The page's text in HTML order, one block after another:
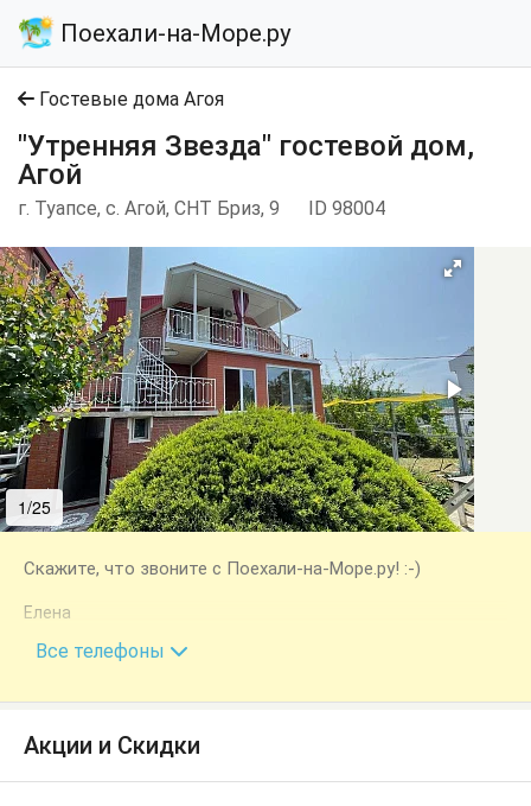
Поехали-на-Море.ру
Гостевые дома Агоя
"Утренняя Звезда" гостевой дом,
Агой
г. Туапсе, с. Агой, СНТ Бриз, 9 ID 98004
1/25
Скажите, что звоните с Поехали-на-Море.ру! :-)
Елена
+7 (988) 153-28-52
Все телефоны
Акции и Скидки